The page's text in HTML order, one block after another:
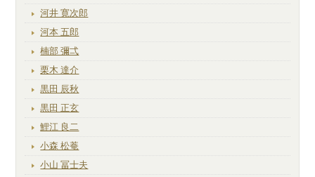
河井 寛次郎
河本 五郎
楠部 彌弌
栗木 達介
黒田 辰秋
黒田 正玄
鯉江 良二
小森 松菴
小山 冨士夫